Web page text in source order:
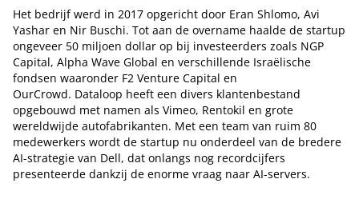
Het bedrijf werd in 2017 opgericht door Eran Shlomo, Avi
Yashar en Nir Buschi. Tot aan de overname haalde de startup
ongeveer 50 miljoen dollar op bij investeerders zoals NGP
Capital, Alpha Wave Global en verschillende Israëlische
fondsen waaronder F2 Venture Capital en
OurCrowd. Dataloop heeft een divers klantenbestand
opgebouwd met namen als Vimeo, Rentokil en grote
wereldwijde autofabrikanten. Met een team van ruim 80
medewerkers wordt de startup nu onderdeel van de bredere
AI-strategie van Dell, dat onlangs nog recordcijfers
presenteerde dankzij de enorme vraag naar AI-servers.